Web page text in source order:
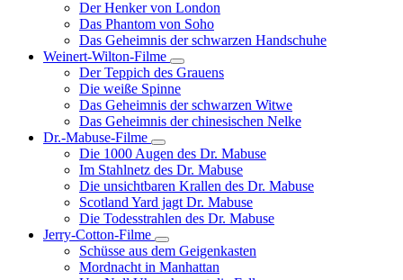
Bryan-
Wallace-
Der Henker von London
Das Phantom von Soho
Das Geheimnis der schwarzen Handschuhe
Weinert-Wilton-Filme
Unternavigation
von
Weinert-
Wilton-
Filme
Der Teppich des Grauens
Die weiße Spinne
Das Geheimnis der schwarzen Witwe
Das Geheimnis der chinesischen Nelke
Dr.-Mabuse-Filme
Unternavigation
von
Dr.-
Mabuse-
Filme
Die 1000 Augen des Dr. Mabuse
Im Stahlnetz des Dr. Mabuse
Die unsichtbaren Krallen des Dr. Mabuse
Scotland Yard jagt Dr. Mabuse
Die Todesstrahlen des Dr. Mabuse
Jerry-Cotton-Filme
Unternavigation
von
Jerry-
Schüsse aus dem Geigenkasten
Mordnacht in Manhattan